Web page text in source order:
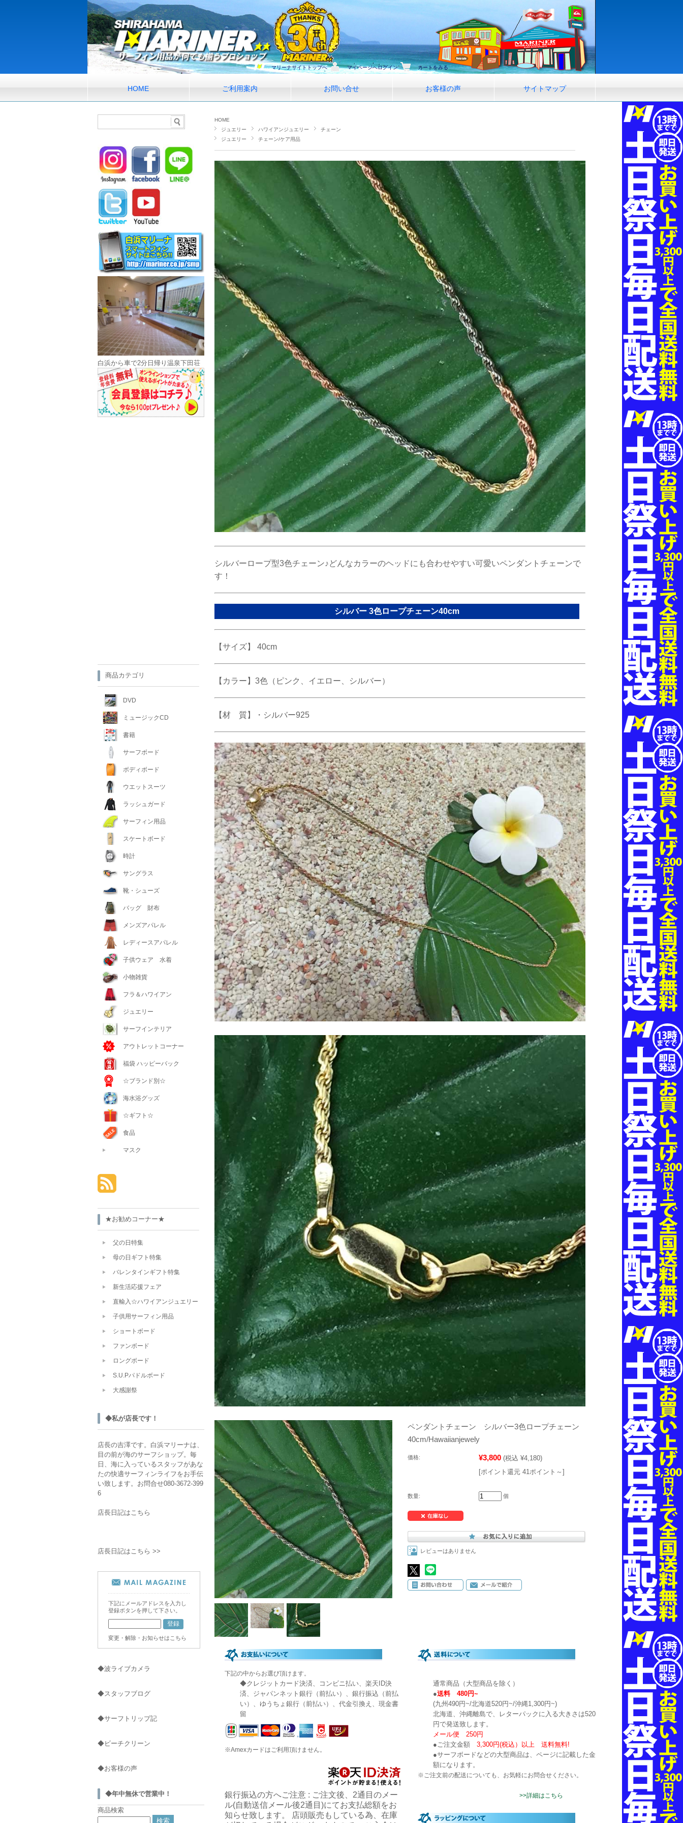
マリーナサイトトップへ マイページへログイン カートをみる
HOME ご利用案内 お問い合せ お客様の声 サイトマップ
HOME
ジュエリー
ハワイアンジュエリー
チェーン
ジュエリー
チェーン/ケア用品
シルバーロープ型3色チェーン♪どんなカラーのヘッドにも合わせやすい可愛いペンダントチェーンで
す！
シルバー 3色ロープチェーン40cm
【サイズ】 40cm
【カラー】3色（ピンク、イエロー、シルバー）
【材 質】・シルバー925
ペンダントチェーン シルバー3色ロープチェーン
40cm/Hawaiianjewely
価格: ¥3,800 (税込 ¥4,180)
[ポイント還元 41ポイント～]
数量: 個
レビューはありません
下記の中からお選び頂けます。
◆クレジットカード決済、コンビニ払い、楽天ID決
済、ジャパンネット銀行（前払い）、銀行振込（前払
い）、ゆうちょ銀行（前払い）、代金引換え、現金書
留
※Amexカードはご利用頂けません。
銀行振込の方へご注意 : ご注文後、2通目のメー
ル(自動送信メール後2通目)にてお支払総額をお
知らせ致します。 店頭販売もしている為、在庫
通常商品（大型商品を除く）
●送料 480円~
(九州490円~/北海道520円~/沖縄1,300円~)
北海道、沖縄離島で、レターパックに入る大きさは520
円で発送致します。
メール便 250円
●ご注文金額 3,300円(税込）以上 送料無料!
●サーフボードなどの大型商品は、ページに記載した金
額になります。
※ご注文前の配送についても、お気軽にお問合せください。
>>詳細はこちら
白浜から車で2分日帰り温泉下田荘
商品カテゴリ
DVD
ミュージックCD
書籍
サーフボード
ボディボード
ウエットスーツ
ラッシュガード
サーフィン用品
スケートボード
時計
サングラス
靴・シューズ
バッグ 財布
メンズアパレル
レディースアパレル
子供ウェア 水着
小物雑貨
フラ＆ハワイアン
ジュエリー
サーフインテリア
アウトレットコーナー
福袋 ハッピーバック
☆ブランド別☆
海水浴グッズ
☆ギフト☆
食品
マスク
★お勧めコーナー★
父の日特集
母の日ギフト特集
バレンタインギフト特集
新生活応援フェア
直輸入☆ハワイアンジュエリー
子供用サーフィン用品
ショートボード
ファンボード
ロングボード
S.U.Pパドルボード
大感謝祭
◆私が店長です！
店長の吉澤です。白浜マリーナは、
目の前が海のサーフショップ。毎
日、海に入っているスタッフがあな
たの快適サーフィンライフをお手伝
い致します。お問合せ080-3672-399
6
店長日記はこちら
店長日記はこちら >>
下記にメールアドレスを入力し
登録ボタンを押して下さい。
変更・解除・お知らせはこちら
◆波ライブカメラ
◆スタッフブログ
◆サーフトリップ記
◆ビーチクリーン
◆お客様の声
◆年中無休で営業中！
商品検索